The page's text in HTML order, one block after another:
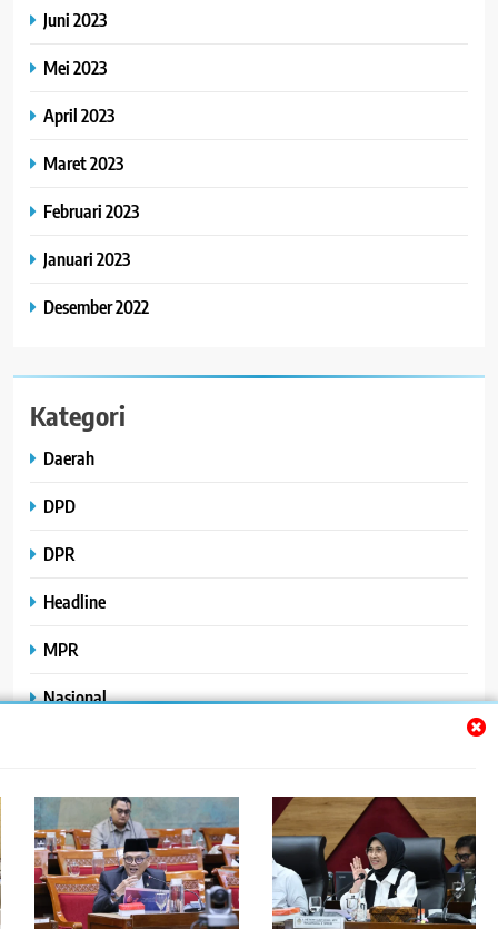
Juni 2023
Mei 2023
April 2023
Maret 2023
Februari 2023
Januari 2023
Desember 2022
Kategori
Daerah
DPD
DPR
Headline
MPR
Nasional
Polhukam
Uncategorized